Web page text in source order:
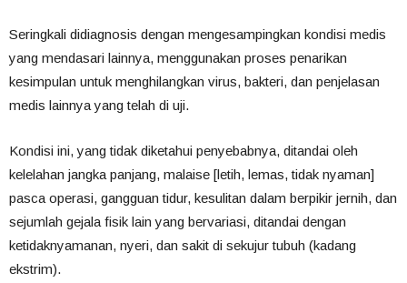
Seringkali didiagnosis dengan mengesampingkan kondisi medis
yang mendasari lainnya, menggunakan proses penarikan
kesimpulan untuk menghilangkan virus, bakteri, dan penjelasan
medis lainnya yang telah di uji.
Kondisi ini, yang tidak diketahui penyebabnya, ditandai oleh
kelelahan jangka panjang, malaise [letih, lemas, tidak nyaman]
pasca operasi, gangguan tidur, kesulitan dalam berpikir jernih, dan
sejumlah gejala fisik lain yang bervariasi, ditandai dengan
ketidaknyamanan, nyeri, dan sakit di sekujur tubuh (kadang
ekstrim).